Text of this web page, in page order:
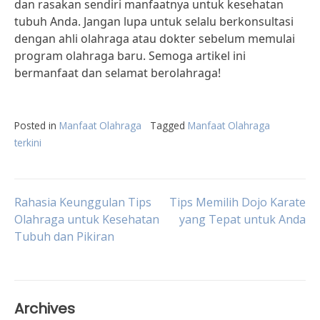
dan rasakan sendiri manfaatnya untuk kesehatan
tubuh Anda. Jangan lupa untuk selalu berkonsultasi
dengan ahli olahraga atau dokter sebelum memulai
program olahraga baru. Semoga artikel ini
bermanfaat dan selamat berolahraga!
Posted in Manfaat Olahraga Tagged Manfaat Olahraga
terkini
Post
navigation
Rahasia Keunggulan Tips
Olahraga untuk Kesehatan
Tubuh dan Pikiran
Tips Memilih Dojo Karate
yang Tepat untuk Anda
Archives